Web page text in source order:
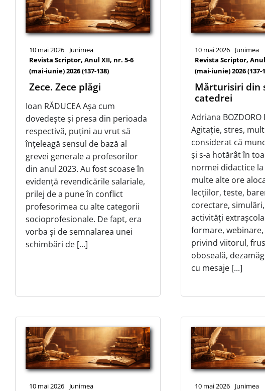
10 mai 2026
Junimea
Revista Scriptor, Anul XII, nr. 5-6
(mai-iunie) 2026 (137-138)
Zece. Zece plăgi
Ioan RĂDUCEA Așa cum
dovedește și presa din perioada
respectivă, puțini au vrut să
înțeleagă sensul de bază al
grevei generale a profesorilor
din anul 2023. Au fost scoase în
evidență revendicările salariale,
prilej de a pune în conflict
profesorimea cu alte categorii
socioprofesionale. De fapt, era
vorba și de semnalarea unei
schimbări de [...]
10 mai 2026
Junimea
Revista Scriptor,
(mai-iunie) 2026 (137-
Mărturisiri din
catedrei
Adriana
Agitație, stres,
considerat că
și s‑a hotărât în
normei didactice la
multe alte ore
lecțiilor, teste,
corectare,
activități
formare,
privind viitorul,
oboseală,
cu mesaje [...]
10 mai 2026
Junimea
10 mai 2026
Junimea